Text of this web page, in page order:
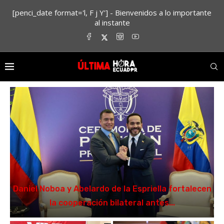
[penci_date format='l, F j Y'] - Bienvenidos a lo importante
al instante
Daniel Noboa y Abelardo de la Espriella fortalecen
la cooperación bilateral antes...